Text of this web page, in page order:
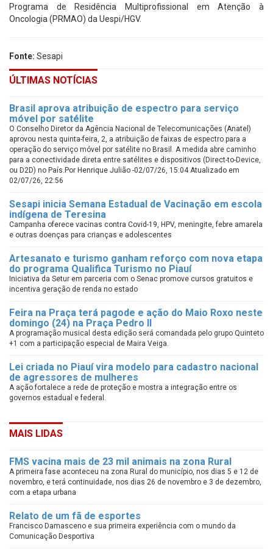
Programa de Residência Multiprofissional em Atenção à
Oncologia (PRMAO) da Uespi/HGV.
Fonte: Sesapi
ÚLTIMAS NOTÍCIAS
Brasil aprova atribuição de espectro para serviço
móvel por satélite
O Conselho Diretor da Agência Nacional de Telecomunicações (Anatel)
aprovou nesta quinta-feira, 2, a atribuição de faixas de espectro para a
operação do serviço móvel por satélite no Brasil. A medida abre caminho
para a conectividade direta entre satélites e dispositivos (Direct-to-Device,
ou D2D) no País.Por Henrique Julião -02/07/26, 15:04 Atualizado em
02/07/26, 22:56
Sesapi inicia Semana Estadual de Vacinação em escola
indígena de Teresina
Campanha oferece vacinas contra Covid-19, HPV, meningite, febre amarela
e outras doenças para crianças e adolescentes
Artesanato e turismo ganham reforço com nova etapa
do programa Qualifica Turismo no Piauí
Iniciativa da Setur em parceria com o Senac promove cursos gratuitos e
incentiva geração de renda no estado
Feira na Praça terá pagode e ação do Maio Roxo neste
domingo (24) na Praça Pedro II
A programação musical desta edição será comandada pelo grupo Quinteto
+1 com a participação especial de Maira Veiga.
Lei criada no Piauí vira modelo para cadastro nacional
de agressores de mulheres
A ação fortalece a rede de proteção e mostra a integração entre os
governos estadual e federal.
MAIS LIDAS
FMS vacina mais de 23 mil animais na zona Rural
A primeira fase aconteceu na zona Rural do município, nos dias 5 e 12 de
novembro, e terá continuidade, nos dias 26 de novembro e 3 de dezembro,
com a etapa urbana
Relato de um fã de esportes
Francisco Damasceno e sua primeira experiência com o mundo da
Comunicação Desportiva